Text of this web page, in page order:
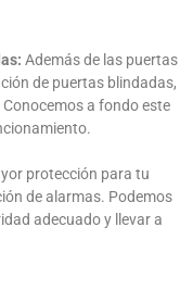
Además de las puertas
de puertas blindadas,
a fondo este
protección para tu
de alarmas. Podemos
adecuado y llevar a